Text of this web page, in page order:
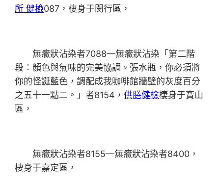
所 健檢087，棲身于閔行區，
無癥狀沾染者7088—無癥狀沾染「第二階
段：顏色與氣味的完美協調。張水瓶，你必須將
你的怪誕藍色，調配成我咖啡館牆壁的灰度百分
之五十一點二。」者8154，供膳健檢棲身于寶山
區，
無癥狀沾染者8155—無癥狀沾染者8400，
棲身于嘉定區，